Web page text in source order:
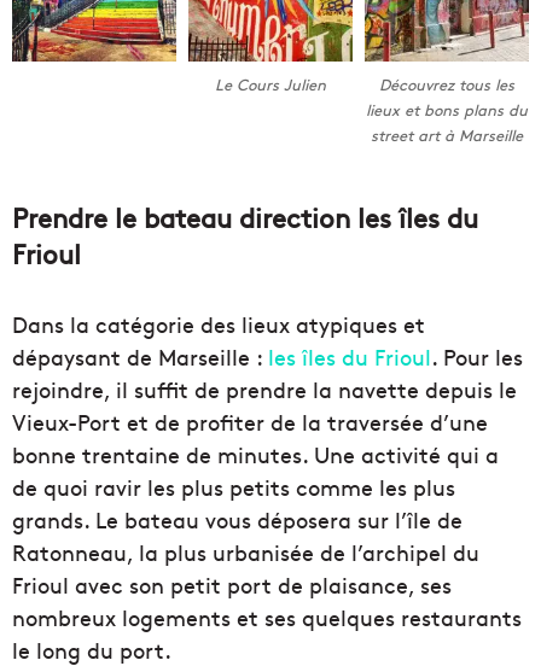
Le Cours Julien
Découvrez tous les
lieux et bons plans du
street art à Marseille
Prendre le bateau direction les îles du
Frioul
Dans la catégorie des lieux atypiques et
dépaysant de Marseille : les îles du Frioul. Pour les
rejoindre, il suffit de prendre la navette depuis le
Vieux-Port et de profiter de la traversée d’une
bonne trentaine de minutes. Une activité qui a
de quoi ravir les plus petits comme les plus
grands. Le bateau vous déposera sur l’île de
Ratonneau, la plus urbanisée de l’archipel du
Frioul avec son petit port de plaisance, ses
nombreux logements et ses quelques restaurants
le long du port.